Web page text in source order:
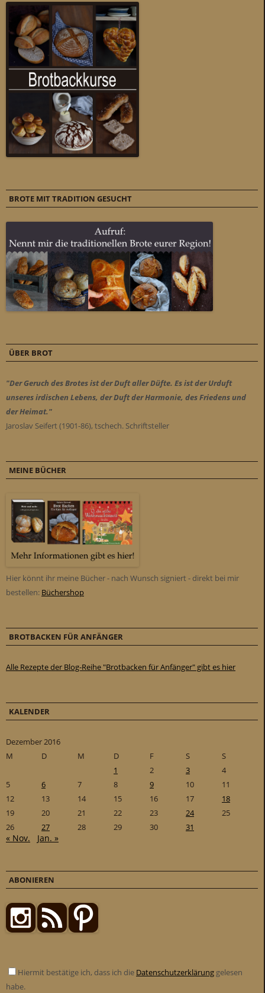
BROTE MIT TRADITION GESUCHT
ÜBER BROT
"Der Geruch des Brotes ist der Duft aller Düfte. Es ist der Urduft
unseres irdischen Lebens, der Duft der Harmonie, des Friedens und
der Heimat."
Jaroslav Seifert (1901-86), tschech. Schriftsteller
MEINE BÜCHER
Hier könnt ihr meine Bücher - nach Wunsch signiert - direkt bei mir
bestellen: Büchershop
BROTBACKEN FÜR ANFÄNGER
Alle Rezepte der Blog-Reihe "Brotbacken für Anfänger" gibt es hier
KALENDER
Dezember 2016
M
D M D F S
S
1
2 3
4
5
6 7 8 9 10
11
12
13 14 15 16 17
18
19
20 21 22 23 24
25
26
27 28 29 30 31
« Nov. Jan. »
ABONIEREN
Hiermit bestätige ich, dass ich die Datenschutzerklärung gelesen
habe.